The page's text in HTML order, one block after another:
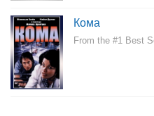
Кома
From the #1 Best